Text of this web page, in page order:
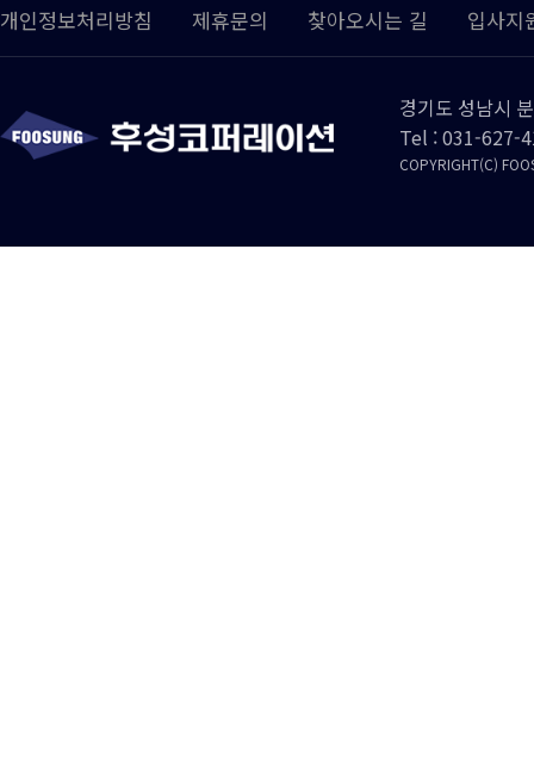
개인정보처리방침 제휴문의 찾아오시는 길 입사지
경기도 성남시
Tel : 031-627-
COPYRIGHT(C)